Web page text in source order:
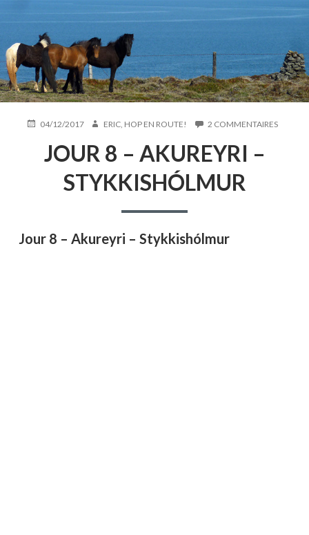
PUBLIÉ04/12/2017 AUTEUR
ERIC, HOP EN ROUTE! 2 COMMENTAIRESSUR
JOUR 8 – AKUREYRI –
STYKKISHÓLMUR
Jour 8 – Akureyri – Stykkishólmur